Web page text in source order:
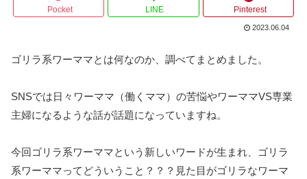
Pocket LINE Pinterest
2023.06.04
ゴリラ系ワーママとは何なのか、調べてまとめました。
SNSでは日々ワーママ（働くママ）の苦悩やワーママVS専業
主婦になるような話が話題になっていますね。
今回ゴリラ系ワーママという新しいワードが生まれ、ゴリラ
系ワーママってどういうこと？？？見た目がゴリラなワーマ